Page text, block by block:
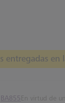
entregadas en
BA855 En virtud de